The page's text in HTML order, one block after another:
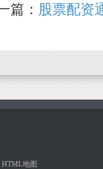
篇： 股票配资
HTML地图